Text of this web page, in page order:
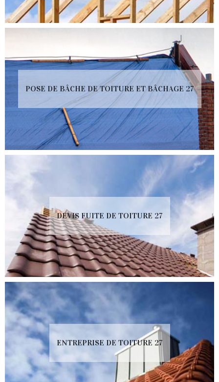
POSE DE BÂCHE DE TOITURE ET BÂCHAGE 27
DEVIS FUITE DE TOITURE 27
ENTREPRISE DE TOITURE 27